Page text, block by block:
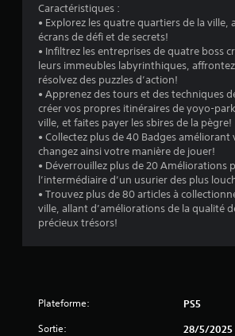
Caractéristiques :
• Explorez les quatre quartiers de la ville,
écrans de défi et de secrets!
• Infiltrez les entreprises de quatre boss
leurs immeubles labyrinthiques,
résolvez des puzzles d’action!
• Apprenez des tours et des techniques
créer vos propres itinéraires de yoyo-
ville, et faites payer les sbires de la pègre!
• Collectez plus de 40 Badges améliorant
changez ainsi votre manière de jouer!
• Déverrouillez plus de 20 Améliorations
l’intermédiaire d’un usurier des plus
• Trouvez plus de 80 articles à
ville, allant d’améliorations de la qualité
précieux trésors!
Plateforme: PS5
Sortie: 28/5/2025